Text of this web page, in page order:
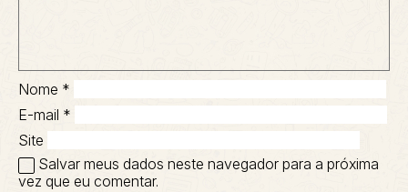
Nome *
E-mail *
Site
Salvar meus dados neste navegador para a próxima
vez que eu comentar.